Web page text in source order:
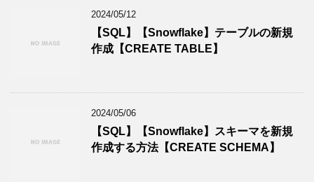
2024/05/12
【SQL】【Snowflake】テーブルの新規
作成【CREATE TABLE】
2024/05/06
【SQL】【Snowflake】スキーマを新規
作成する方法【CREATE SCHEMA】